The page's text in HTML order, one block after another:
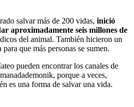
salvar más de 200 vidas, inició
aproximadamente seis millones de
del animal. También hicieron un
que más personas se sumen.
pueden encontrar los canales de
porque a veces,
es una forma de salvar una vida.